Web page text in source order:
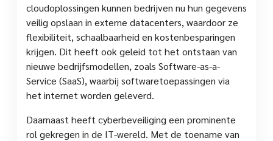
cloudoplossingen kunnen bedrijven nu hun gegevens
veilig opslaan in externe datacenters, waardoor ze
flexibiliteit, schaalbaarheid en kostenbesparingen
krijgen. Dit heeft ook geleid tot het ontstaan van
nieuwe bedrijfsmodellen, zoals Software-as-a-
Service (SaaS), waarbij softwaretoepassingen via
het internet worden geleverd.
Daarnaast heeft cyberbeveiliging een prominente
rol gekregen in de IT-wereld. Met de toename van